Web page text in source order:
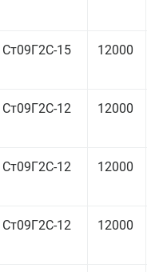
Ст09Г2С-15 12000
Ст09Г2С-12 12000
Ст09Г2С-12 12000
Ст09Г2С-12 12000